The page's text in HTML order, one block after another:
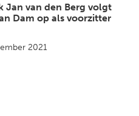
Jan van den Berg volgt
Dam op als voorzitter
2021